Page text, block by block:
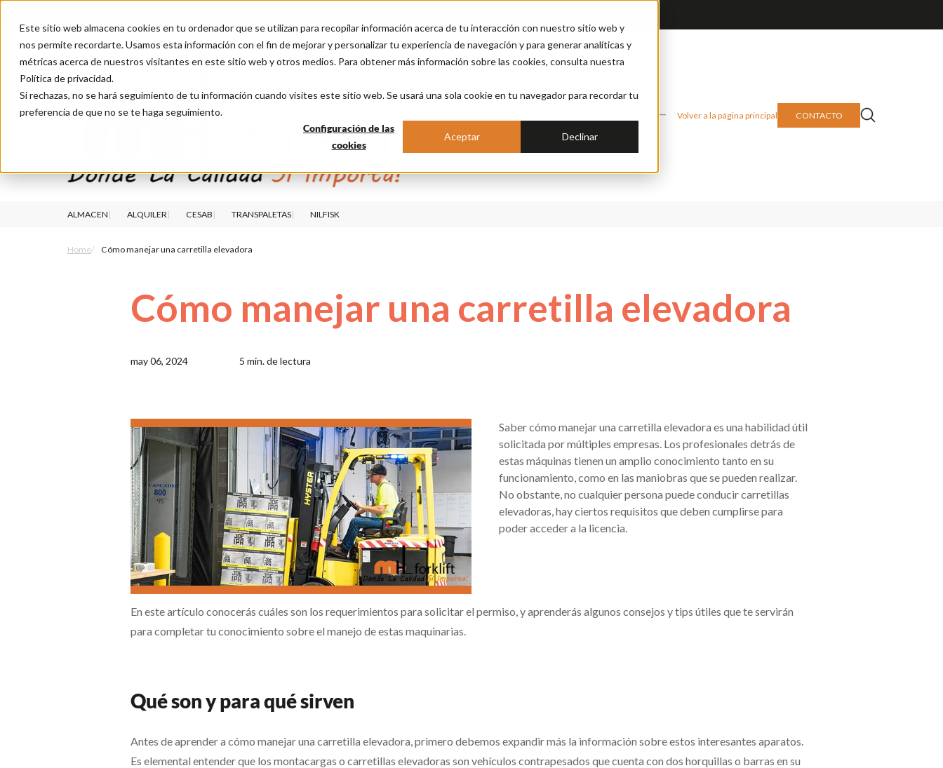
Este sitio web almacena cookies en tu ordenador que se utilizan para recopilar información acerca de tu interacción con nuestro sitio web y
nos permite recordarte. Usamos esta información con el fin de mejorar y personalizar tu experiencia de navegación y para generar analíticas y
métricas acerca de nuestros visitantes en este sitio web y otros medios. Para obtener más información sobre las cookies, consulta nuestra
Política de privacidad.
Si rechazas, no se hará seguimiento de tu información cuando visites este sitio web. Se usará una sola cookie en tu navegador para recordar tu
preferencia de que no se te haga seguimiento.
Configuración de las
cookies
Aceptar Declinar
Volver a la página principal CONTACTO
ALMACEN ALQUILER CESAB TRANSPALETAS NILFISK
Home Cómo manejar una carretilla elevadora
Cómo manejar una carretilla elevadora
may 06, 2024 5 min. de lectura
Saber cómo manejar una carretilla elevadora es una habilidad útil
solicitada por múltiples empresas. Los profesionales detrás de
estas máquinas tienen un amplio conocimiento tanto en su
funcionamiento, como en las maniobras que se pueden realizar.
No obstante, no cualquier persona puede conducir carretillas
elevadoras, hay ciertos requisitos que deben cumplirse para
poder acceder a la licencia.
En este artículo conocerás cuáles son los requerimientos para solicitar el permiso, y aprenderás algunos consejos y tips útiles que te servirán
para completar tu conocimiento sobre el manejo de estas maquinarias.
Qué son y para qué sirven
Antes de aprender a cómo manejar una carretilla elevadora, primero debemos expandir más la información sobre estos interesantes aparatos.
Es elemental entender que los montacargas o carretillas elevadoras son vehículos contrapesados que cuenta con dos horquillas o barras en su